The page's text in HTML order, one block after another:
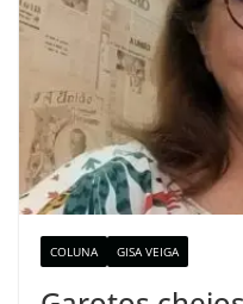
COLUNA GISA VEIGA